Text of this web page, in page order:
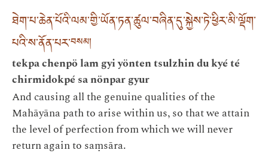
ཐེག་པ་ཆེན་པོའི་ལམ་གྱི་ཡོན་ཏན་ཚུལ་བཞིན་དུ་སྐྱེས་ཏེ་ཕྱིར་མི་ལྡོག་
པའི་ས་ནོན་པར་བསམ།
tekpa chenpö lam gyi yönten tsulzhin du kyé té
chirmidokpé sa nönpar gyur
And causing all the genuine qualities of the
Mahāyāna path to arise within us, so that we attain
the level of perfection from which we will never
return again to saṃsāra.